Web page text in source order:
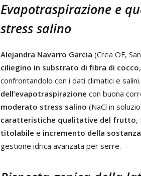
Evapotraspirazione e
stress salino
Alejandra Navarro Garcia (Crea OF,
ciliegino in substrato di fibra di cocco
confrontandolo con i dati climatici e
dell’evapotraspirazione con buona
moderato stress salino (NaCl in
caratteristiche qualitative del frutto,
titolabile e incremento della
gestione idrica avanzata per serre.